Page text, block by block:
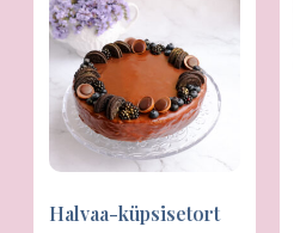
Halvaa-küpsisetort